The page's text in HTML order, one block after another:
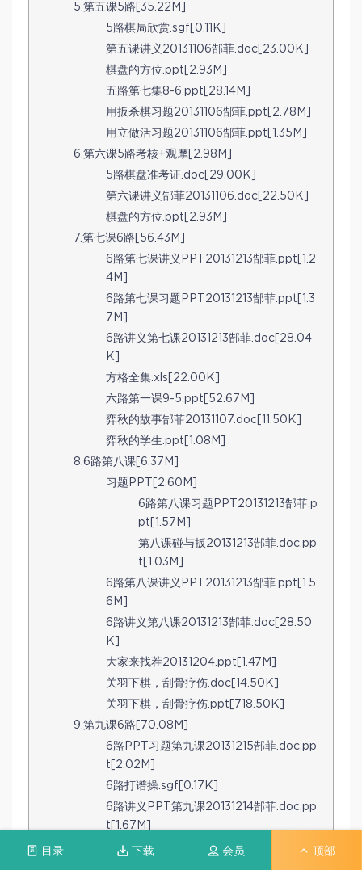
5.第五课5路[35.22M]
5路棋局欣赏.sgf[0.11K]
第五课讲义20131106郜菲.doc[23.00K]
棋盘的方位.ppt[2.93M]
五路第七集8-6.ppt[28.14M]
用扳杀棋习题20131106郜菲.ppt[2.78M]
用立做活习题20131106郜菲.ppt[1.35M]
6.第六课5路考核+观摩[2.98M]
5路棋盘准考证.doc[29.00K]
第六课讲义郜菲20131106.doc[22.50K]
棋盘的方位.ppt[2.93M]
7.第七课6路[56.43M]
6路第七课讲义PPT20131213郜菲.ppt[1.2
4M]
6路第七课习题PPT20131213郜菲.ppt[1.3
7M]
6路讲义第七课20131213郜菲.doc[28.04
K]
方格全集.xls[22.00K]
六路第一课9-5.ppt[52.67M]
弈秋的故事郜菲20131107.doc[11.50K]
弈秋的学生.ppt[1.08M]
8.6路第八课[6.37M]
习题PPT[2.60M]
6路第八课习题PPT20131213郜菲.p
pt[1.57M]
第八课碰与扳20131213郜菲.doc.pp
t[1.03M]
6路第八课讲义PPT20131213郜菲.ppt[1.5
6M]
6路讲义第八课20131213郜菲.doc[28.50
K]
大家来找茬20131204.ppt[1.47M]
关羽下棋，刮骨疗伤.doc[14.50K]
关羽下棋，刮骨疗伤.ppt[718.50K]
9.第九课6路[70.08M]
6路PPT习题第九课20131215郜菲.doc.pp
t[2.02M]
6路打谱操.sgf[0.17K]
6路讲义PPT第九课20131214郜菲.doc.pp
t[1.67M]
6路讲义第九课20131214郜菲.doc[27.54
目录 下载 会员 顶部